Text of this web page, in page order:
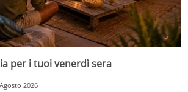
per i tuoi venerdì sera
2026